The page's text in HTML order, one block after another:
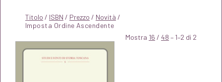
Titolo / ISBN / Prezzo / Novità /
Mostra 16 / 48 – 1–2 di 2